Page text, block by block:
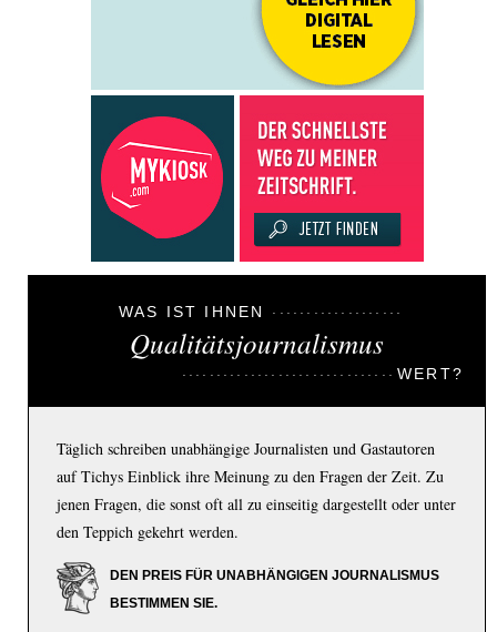
WAS IST IHNEN
Qualitätsjournalismus
WERT?
Täglich schreiben unabhängige Journalisten und Gastautoren
auf Tichys Einblick ihre Meinung zu den Fragen der Zeit. Zu
jenen Fragen, die sonst oft all zu einseitig dargestellt oder unter
den Teppich gekehrt werden.
DEN PREIS FÜR UNABHÄNGIGEN JOURNALISMUS
BESTIMMEN SIE.